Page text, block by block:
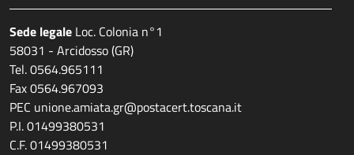
Sede legale Loc. Colonia n°1
58031 - Arcidosso (GR)
Tel. 0564.965111
Fax 0564.967093
PEC unione.amiata.gr@postacert.toscana.it
P.I. 01499380531
C.F. 01499380531